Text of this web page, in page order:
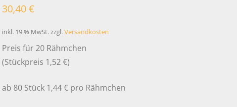
30,40€
inkl. 19 % MwSt.zzgl.Versandkosten
Preis für 20 Rähmchen
(Stückpreis 1,52 €)
ab 80 Stück 1,44 € pro Rähmchen